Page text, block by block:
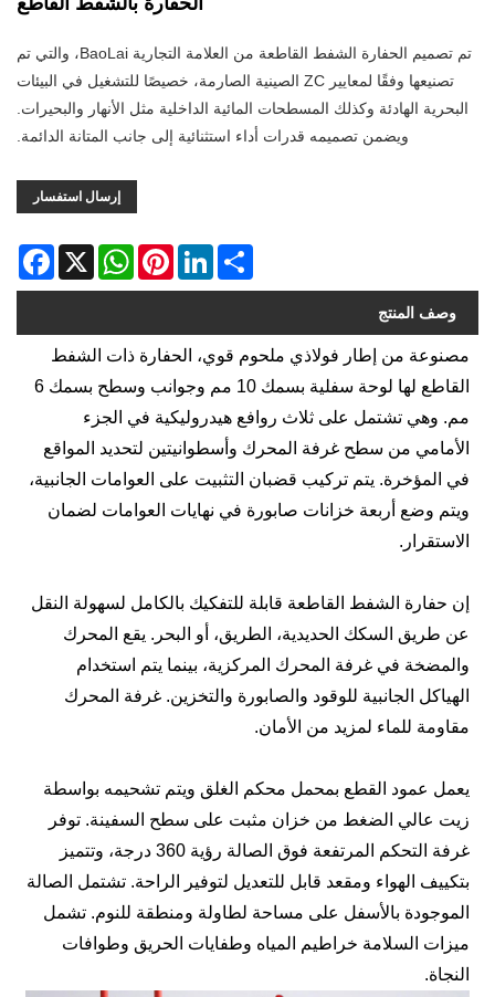
تم تصميم الحفارة الشفط القاطعة من العلامة التجارية BaoLai، والتي تم
تصنيعها وفقًا لمعايير ZC الصينية الصارمة، خصيصًا للتشغيل في البيئات
البحرية الهادئة وكذلك المسطحات المائية الداخلية مثل الأنهار والبحيرات.
ويضمن تصميمه قدرات أداء استثنائية إلى جانب المتانة الدائمة.
إرسال استفسار
X
WhatsAppPinterestLinkedInShare
وصف المنتج
مصنوعة من إطار فولاذي ملحوم قوي، الحفارة ذات الشفط
القاطع لها لوحة سفلية بسمك 10 مم وجوانب وسطح بسمك 6
مم. وهي تشتمل على ثلاث روافع هيدروليكية في الجزء
الأمامي من سطح غرفة المحرك وأسطوانيتين لتحديد المواقع
في المؤخرة. يتم تركيب قضبان التثبيت على العوامات الجانبية،
ويتم وضع أربعة خزانات صابورة في نهايات العوامات لضمان
الاستقرار.
إن حفارة الشفط القاطعة قابلة للتفكيك بالكامل لسهولة النقل
عن طريق السكك الحديدية، الطريق، أو البحر. يقع المحرك
والمضخة في غرفة المحرك المركزية، بينما يتم استخدام
الهياكل الجانبية للوقود والصابورة والتخزين. غرفة المحرك
مقاومة للماء لمزيد من الأمان.
يعمل عمود القطع بمحمل محكم الغلق ويتم تشحيمه بواسطة
زيت عالي الضغط من خزان مثبت على سطح السفينة. توفر
غرفة التحكم المرتفعة فوق الصالة رؤية 360 درجة، وتتميز
بتكييف الهواء ومقعد قابل للتعديل لتوفير الراحة. تشتمل الصالة
الموجودة بالأسفل على مساحة لطاولة ومنطقة للنوم. تشمل
ميزات السلامة خراطيم المياه وطفايات الحريق وطوافات
النجاة.